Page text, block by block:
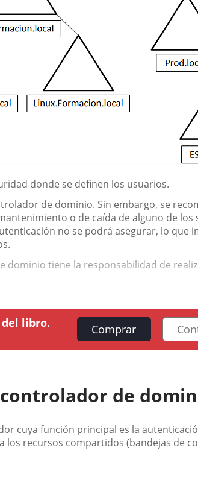
donde se definen los usuarios.
de dominio. Sin embargo, se
o de caída de alguno de
no se podrá asegurar, lo que
dominio tiene la responsabilidad de
libro.
Comprar
de
cuya función principal es la
los recursos compartidos (bandejas de